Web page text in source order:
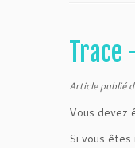
Trace
Article publié
Vous devez
Si vous êtes